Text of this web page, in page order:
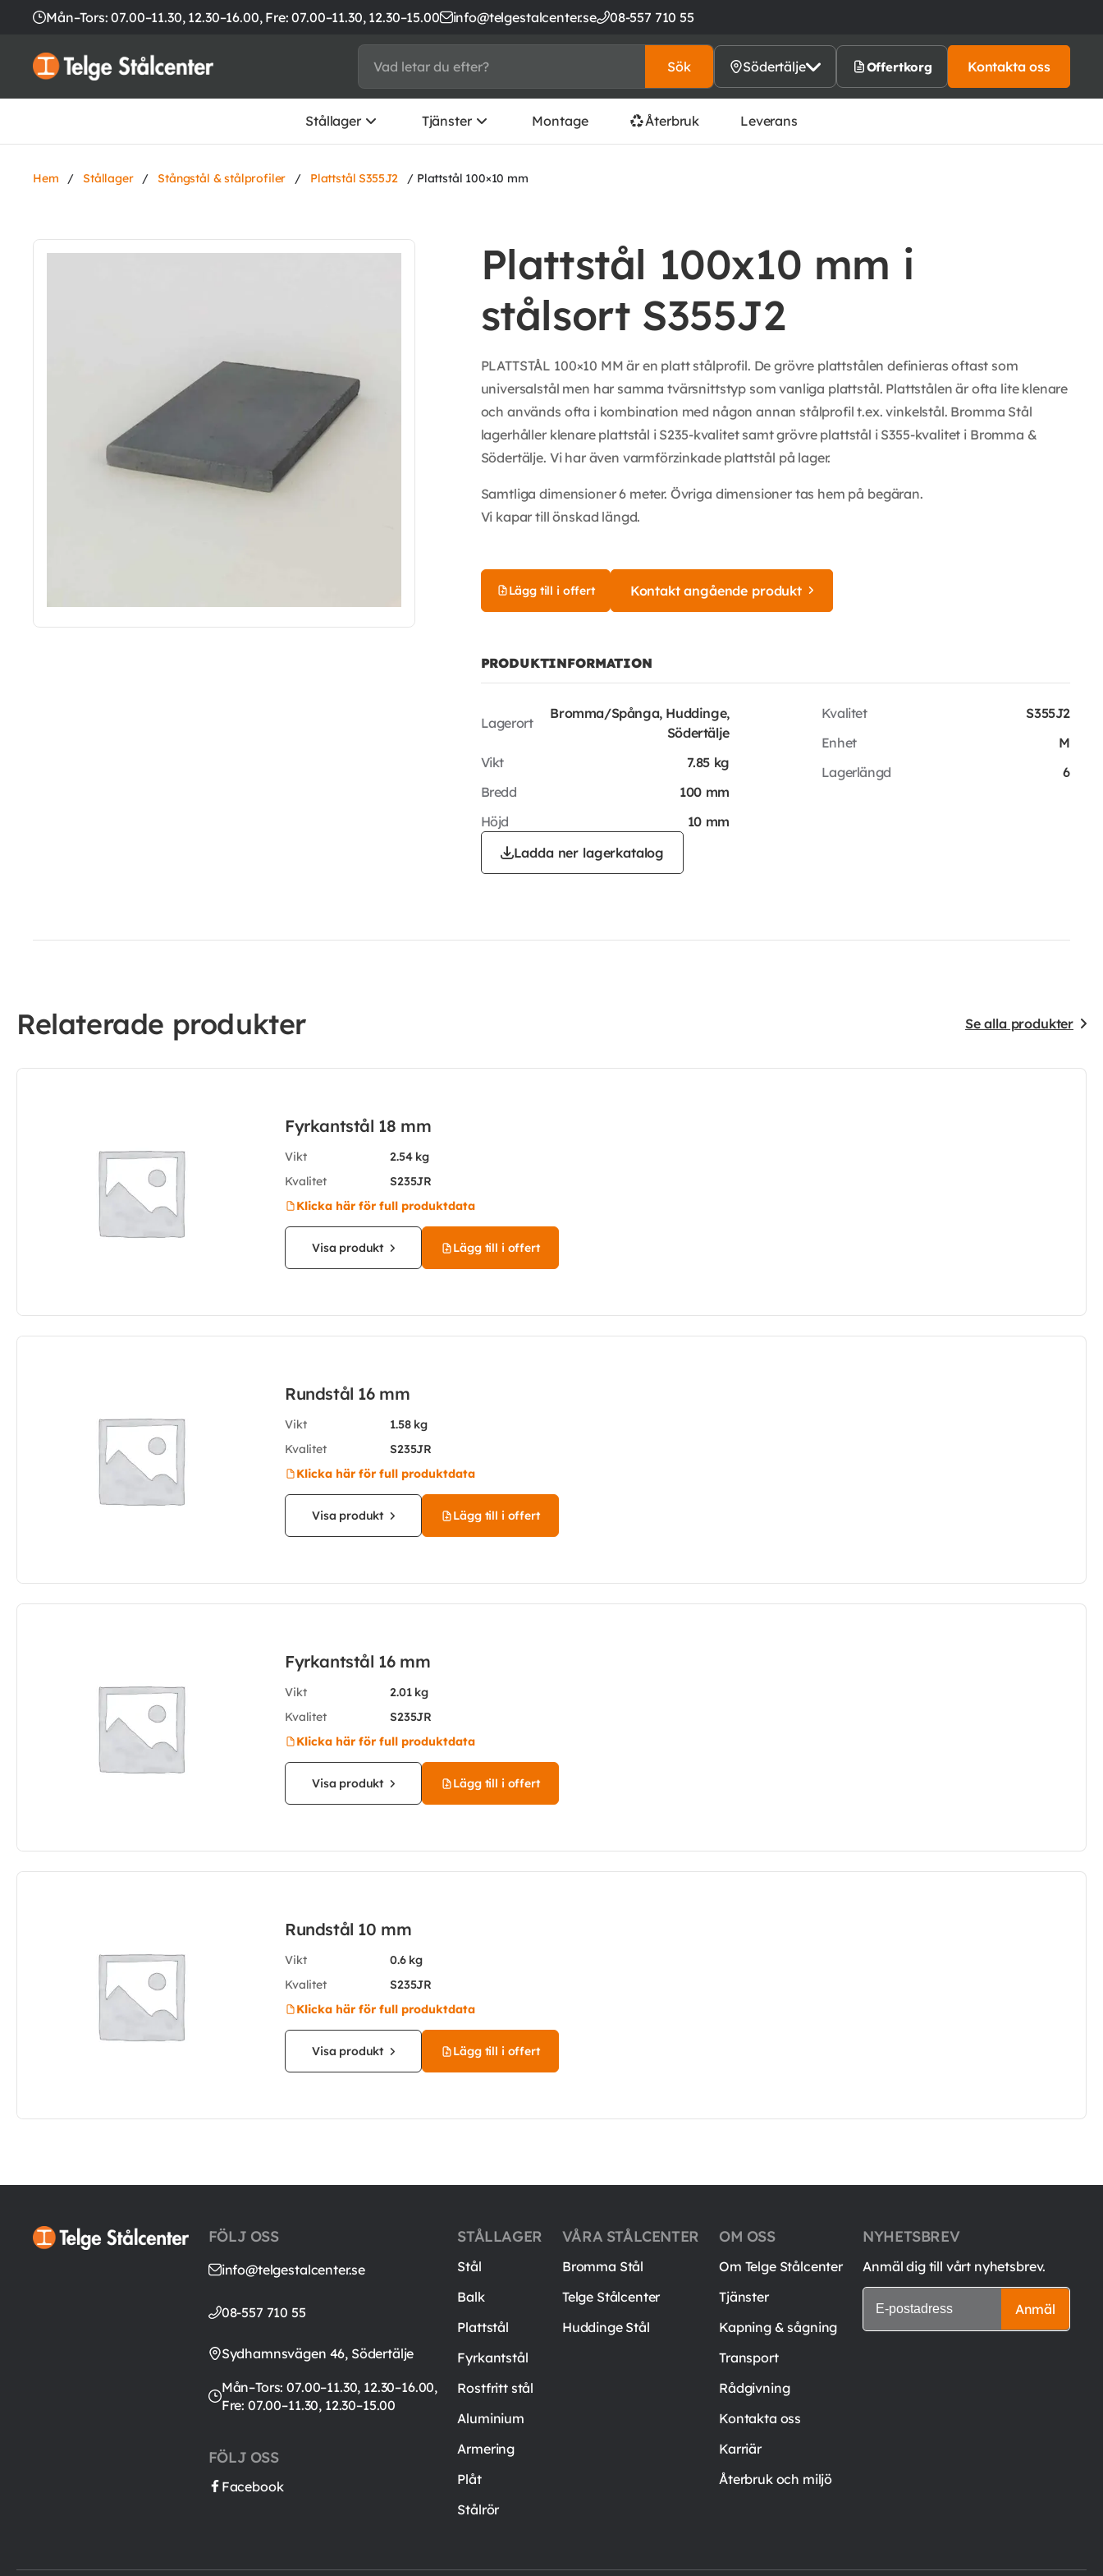
Mån–Tors: 07.00–11.30, 12.30–16.00,Fre: 07.00–11.30, 12.30–15.00 info@telgestalcenter.se 08-557 710 55
Sök Södertälje Offertkorg Kontakta oss
Stållager Tjänster Montage Återbruk Leverans
Hem / Stållager / Stångstål & stålprofiler / Plattstål S355J2 / Plattstål 100×10 mm
Plattstål 100x10 mm i
stålsort S355J2
PLATTSTÅL 100×10 MM är en platt stålprofil. De grövre plattstålen definieras oftast som
universalstål men har samma tvärsnittstyp som vanliga plattstål. Plattstålen är ofta lite klenare
och används ofta i kombination med någon annan stålprofil t.ex. vinkelstål. Bromma Stål
lagerhåller klenare plattstål i S235-kvalitet samt grövre plattstål i S355-kvalitet i Bromma &
Södertälje. Vi har även varmförzinkade plattstål på lager.
Samtliga dimensioner 6 meter. Övriga dimensioner tas hem på begäran.
Vi kapar till önskad längd.
Lägg till i offert Kontakt angående produkt
PRODUKTINFORMATION
Lagerort
Bromma/Spånga, Huddinge,
Södertälje
Vikt
7.85 kg
Bredd
100 mm
Höjd
10 mm
Kvalitet
S355J2
Enhet
M
Lagerlängd
6
Ladda ner lagerkatalog
Relaterade produkter Se alla produkter
Fyrkantstål 18 mm
Vikt
2.54 kg
Kvalitet
S235JR
Klicka här för full produktdata
Visa produkt Lägg till i offert
Rundstål 16 mm
Vikt
1.58 kg
Kvalitet
S235JR
Klicka här för full produktdata
Visa produkt Lägg till i offert
Fyrkantstål 16 mm
Vikt
2.01 kg
Kvalitet
S235JR
Klicka här för full produktdata
Visa produkt Lägg till i offert
Rundstål 10 mm
Vikt
0.6 kg
Kvalitet
S235JR
Klicka här för full produktdata
Visa produkt Lägg till i offert
FÖLJ OSS
info@telgestalcenter.se
08-557 710 55
Sydhamnsvägen 46, Södertälje
Mån–Tors: 07.00–11.30, 12.30–16.00,
Fre: 07.00–11.30, 12.30–15.00
FÖLJ OSS
Facebook
STÅLLAGER
Stål
Balk
Plattstål
Fyrkantstål
Rostfritt stål
Aluminium
Armering
Plåt
Stålrör
VÅRA STÅLCENTER
Bromma Stål
Telge Stålcenter
Huddinge Stål
OM OSS
Om Telge Stålcenter
Tjänster
Kapning & sågning
Transport
Rådgivning
Kontakta oss
Karriär
Återbruk och miljö
NYHETSBREV
Anmäl dig till vårt nyhetsbrev.
Anmäl